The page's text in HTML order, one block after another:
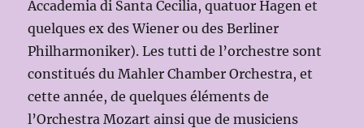
Accademia di Santa Cecilia, quatuor Hagen et
quelques ex des Wiener ou des Berliner
Philharmoniker). Les tutti de l’orchestre sont
constitués du Mahler Chamber Orchestra, et
cette année, de quelques éléments de
l’Orchestra Mozart ainsi que de musiciens